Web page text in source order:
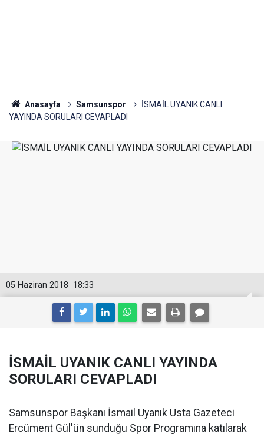
Anasayfa Samsunspor
İSMAİL UYANIK CANLI
YAYINDA SORULARI CEVAPLADI
18:33
05 Haziran 2018
İSMAİL UYANIK CANLI YAYINDA
SORULARI CEVAPLADI
Samsunspor Başkanı İsmail Uyanık Usta Gazeteci
Ercüment Gül'ün sunduğu Spor Programına katılarak